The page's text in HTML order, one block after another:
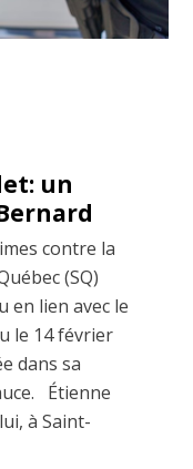
un
contre la
(SQ)
en lien avec le
le 14 février
dans sa
Étienne
à Saint-